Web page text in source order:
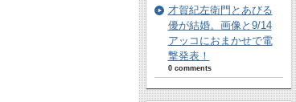
才賀紀左衛門とあびる
優が結婚。画像と9/14
アッコにおまかせで電
撃発表！
0 comments